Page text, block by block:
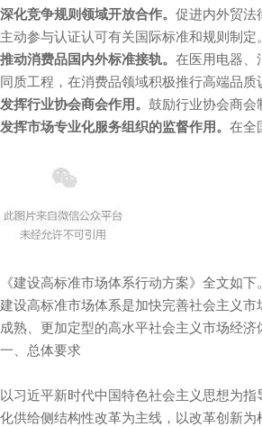
深化竞争规则领域开放合作。 促进内外贸法
主动参与认证认可有关国际标准和规则制定。
推动消费品国内外标准接轨。 在医用电器、
同质工程，在消费品领域积极推行高端品质
发挥行业协会商会作用。 鼓励行业协会商会
发挥市场专业化服务组织的监督作用。 在全
《建设高标准市场体系行动方案》全文如下。
建设高标准市场体系是加快完善社会主义市
成熟、更加定型的高水平社会主义市场经济
一、总体要求
以习近平新时代中国特色社会主义思想为
化供给侧结构性改革为主线，以改革创新